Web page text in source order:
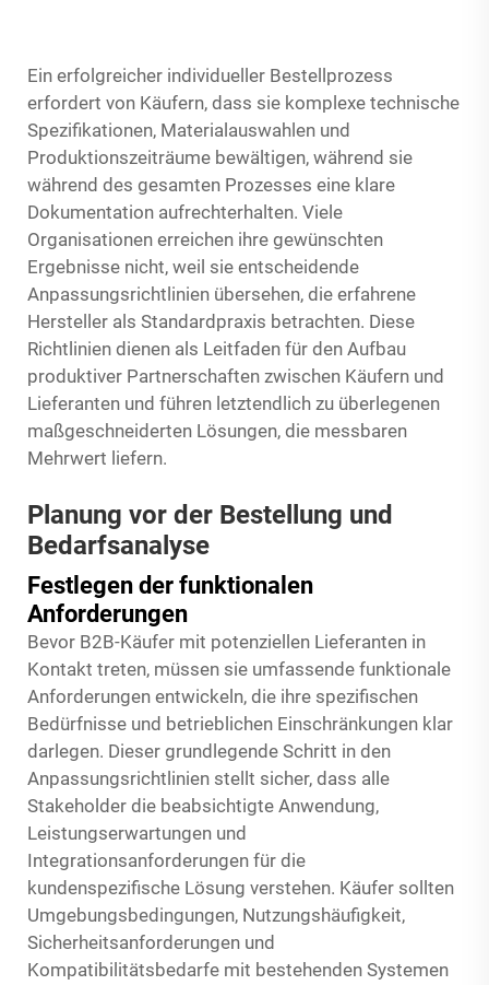
Ein erfolgreicher individueller Bestellprozess
erfordert von Käufern, dass sie komplexe technische
Spezifikationen, Materialauswahlen und
Produktionszeiträume bewältigen, während sie
während des gesamten Prozesses eine klare
Dokumentation aufrechterhalten. Viele
Organisationen erreichen ihre gewünschten
Ergebnisse nicht, weil sie entscheidende
Anpassungsrichtlinien übersehen, die erfahrene
Hersteller als Standardpraxis betrachten. Diese
Richtlinien dienen als Leitfaden für den Aufbau
produktiver Partnerschaften zwischen Käufern und
Lieferanten und führen letztendlich zu überlegenen
maßgeschneiderten Lösungen, die messbaren
Mehrwert liefern.
Planung vor der Bestellung und
Bedarfsanalyse
Festlegen der funktionalen
Anforderungen
Bevor B2B-Käufer mit potenziellen Lieferanten in
Kontakt treten, müssen sie umfassende funktionale
Anforderungen entwickeln, die ihre spezifischen
Bedürfnisse und betrieblichen Einschränkungen klar
darlegen. Dieser grundlegende Schritt in den
Anpassungsrichtlinien stellt sicher, dass alle
Stakeholder die beabsichtigte Anwendung,
Leistungserwartungen und
Integrationsanforderungen für die
kundenspezifische Lösung verstehen. Käufer sollten
Umgebungsbedingungen, Nutzungshäufigkeit,
Sicherheitsanforderungen und
Kompatibilitätsbedarfe mit bestehenden Systemen